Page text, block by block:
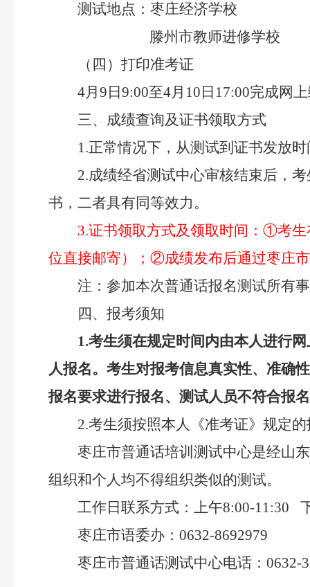
测试地点：枣庄经济学校
滕州市教师进修学校
（四）打印准考证
4月9日9:00至4月10日17:00完成网
三、成绩查询及证书领取方式
1.正常情况下，从测试到证书发放
2.成绩经省测试中心审核结束后，
书，二者具有同等效力。
3.证书领取方式及领取时间：①考
位直接邮寄）；②成绩发布后通过枣庄
注：参加本次普通话报名测试所有
四、报考须知
1.考生须在规定时间内由本人进行
人报名。考生对报考信息真实性、准确
报名要求进行报名、测试人员不符合报
2.考生须按照本人《准考证》规定
枣庄市普通话培训测试中心是经山
组织和个人均不得组织类似的测试。
工作日联系方式：上午8:00-11:30
枣庄市语委办：0632-8692979
枣庄市普通话测试中心电话：0632-